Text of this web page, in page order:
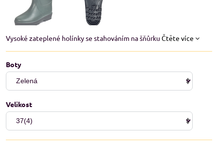
Vysoké zateplené holínky se stahováním na šňůrku Čtěte více
Boty
Velikost